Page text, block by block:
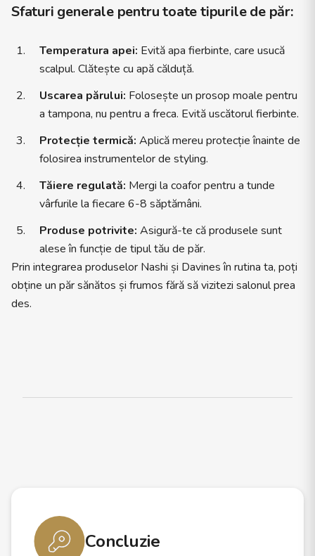
Sfaturi generale pentru toate tipurile de păr:
Temperatura apei: Evită apa fierbinte, care usucă
scalpul. Clătește cu apă călduță.
Uscarea părului: Folosește un prosop moale pentru
a tampona, nu pentru a freca. Evită uscătorul fierbinte.
Protecție termică: Aplică mereu protecție înainte de
folosirea instrumentelor de styling.
Tăiere regulată: Mergi la coafor pentru a tunde
vârfurile la fiecare 6-8 săptămâni.
Produse potrivite: Asigură-te că produsele sunt
alese în funcție de tipul tău de păr.
Prin integrarea produselor Nashi și Davines în rutina ta, poți
obține un păr sănătos și frumos fără să vizitezi salonul prea
des.
Concluzie